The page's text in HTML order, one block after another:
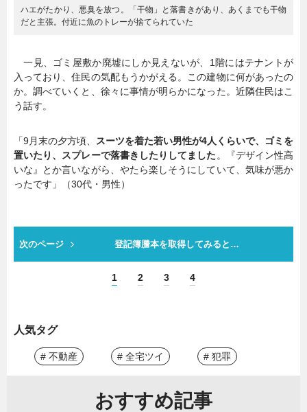
ハエがたかり、悪臭を放つ。「干物」と落書きがあり、あくまでも干物
だと主張。付近に魚のトレーが捨てられていた
一見、ゴミ屋敷か廃墟にしか見えないが、1階にはテナントが
入っており、住民の気配もうかがえる。この建物に何があったの
か。調べていくと、徐々に事情が明らかになった。近隣住民はこ
う話す。
「9月末の夕方頃、
スーツを着た若い男性が4人くらいで、ゴミを
置いたり、スプレーで落書きしたりしてました 。『デザイン性高
いな』とか言いながら、やたら楽しそうにしていて、気味が悪か
ったです」（30代・男性）
次のページ 登記簿謄本を取得してみると…
1 2 3 4
人気タグ
# 不動産 # 全宅ツイ # 犯罪
おすすめ記事